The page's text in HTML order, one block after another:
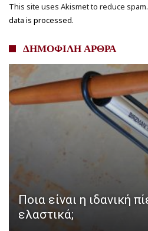
This site uses Akismet to reduce spam.
data is processed.
ΔΗΜΟΦΙΛΗ ΑΡΘΡΑ
Ποια είναι η ιδανική
ελαστικά;